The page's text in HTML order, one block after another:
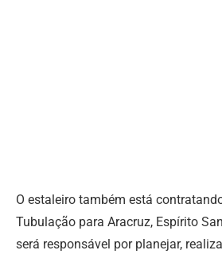
O estaleiro também está
Tubulação para Aracruz, Espírito
será responsável por planejar,